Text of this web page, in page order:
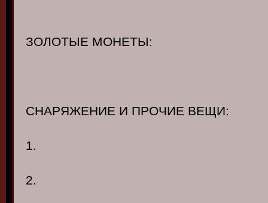
ЗОЛОТЫЕ МОНЕТЫ:
СНАРЯЖЕНИЕ И ПРОЧИЕ ВЕЩИ:
1.
2.